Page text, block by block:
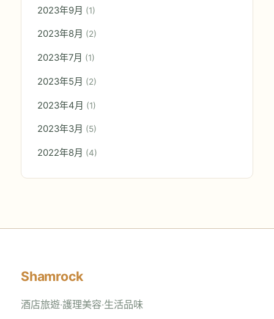
2023年9月 (1)
2023年8月 (2)
2023年7月 (1)
2023年5月 (2)
2023年4月 (1)
2023年3月 (5)
2022年8月 (4)
Shamrock
酒店旅遊‧護理美容‧生活品味